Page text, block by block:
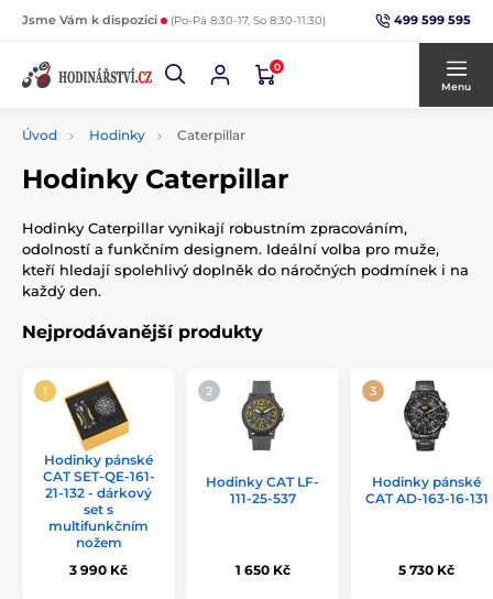
Jsme Vám k dispozici (Po-Pá 8:30-17, So 8:30-11:30) 499 599 595
0
Menu
Úvod Hodinky Caterpillar
Hodinky Caterpillar
Hodinky Caterpillar vynikají robustním zpracováním,
odolností a funkčním designem. Ideální volba pro muže,
kteří hledají spolehlivý doplněk do náročných podmínek i na
každý den.
Nejprodávanější produkty
Hodinky pánské
CAT SET-QE-161-
21-132 - dárkový
set s
multifunkčním
nožem
3 990 Kč
Hodinky CAT LF-
111-25-537
1 650 Kč
Hodinky pánské
CAT AD-163-16-131
5 730 Kč